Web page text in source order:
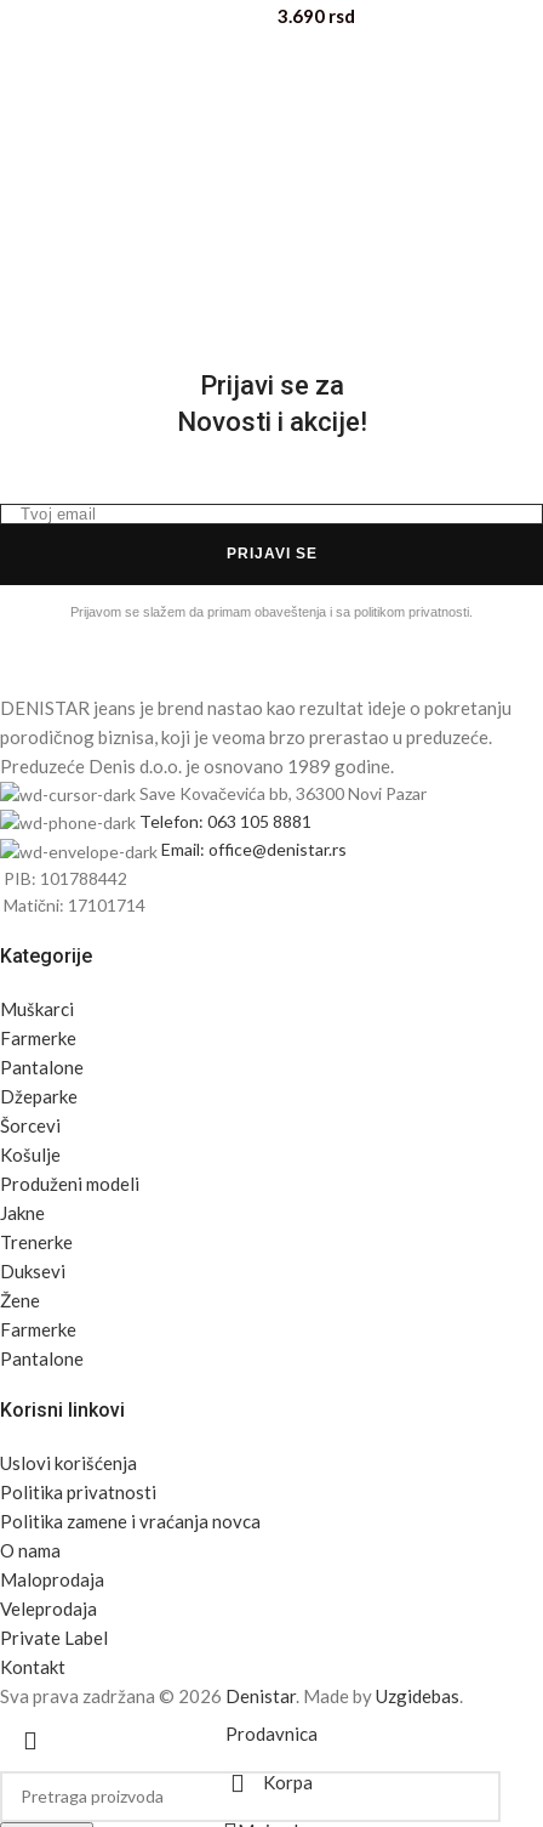
3.690 rsd
Prijavi se za
Novosti i akcije!
PRIJAVI SE
Prijavom se slažem da primam obaveštenja i sa politikom privatnosti.
DENISTAR jeans je brend nastao kao rezultat ideje o pokretanju
porodičnog biznisa, koji je veoma brzo prerastao u preduzeće.
Preduzeće Denis d.o.o. je osnovano 1989 godine.
Save Kovačevića bb, 36300 Novi Pazar
Telefon: 063 105 8881
Email: office@denistar.rs
PIB: 101788442
Matični: 17101714
Kategorije
Muškarci
Farmerke
Pantalone
Džeparke
Šorcevi
Košulje
Produženi modeli
Jakne
Trenerke
Duksevi
Žene
Farmerke
Pantalone
Korisni linkovi
Uslovi korišćenja
Politika privatnosti
Politika zamene i vraćanja novca
O nama
Maloprodaja
Veleprodaja
Private Label
Kontakt
Sva prava zadržana © 2026 Denistar. Made byUzgidebas.
Prodavnica
Korpa